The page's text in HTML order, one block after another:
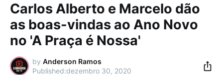
Carlos Alberto e Marcelo dão
as boas-vindas ao Ano Novo
no 'A Praça é Nossa'
by Anderson Ramos
dezembro 30, 2020